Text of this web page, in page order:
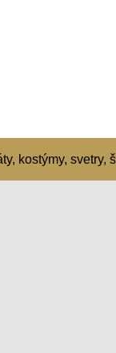
kostýmy, svetry,